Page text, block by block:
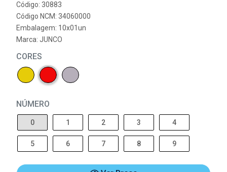
Código: 30883
Código NCM: 34060000
Embalagem: 10x01un
Marca: JUNCO
CORES
NÚMERO
0 1 2 3 4
5 6 7 8 9